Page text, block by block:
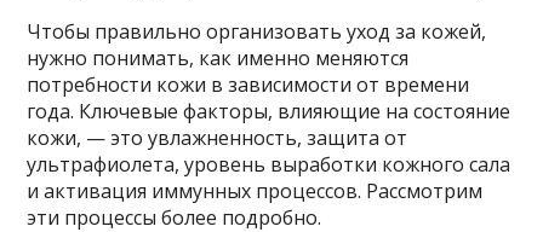
Чтобы правильно организовать уход за кожей,
нужно понимать, как именно меняются
потребности кожи в зависимости от времени
года. Ключевые факторы, влияющие на состояние
кожи, — это увлажненность, защита от
ультрафиолета, уровень выработки кожного сала
и активация иммунных процессов. Рассмотрим
эти процессы более подробно.